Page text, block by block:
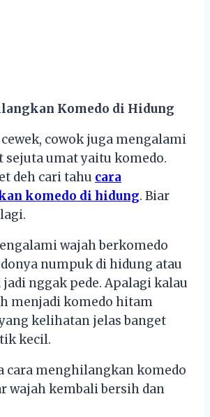
Komedo di Hidung
cowok juga mengalami
sejuta umat yaitu komedo.
deh cari tahu cara
komedo di hidung. Biar
wajah berkomedo
numpuk di hidung atau
nggak pede. Apalagi kalau
menjadi komedo hitam
kelihatan jelas banget
kecil.
cara menghilangkan komedo
wajah kembali bersih dan